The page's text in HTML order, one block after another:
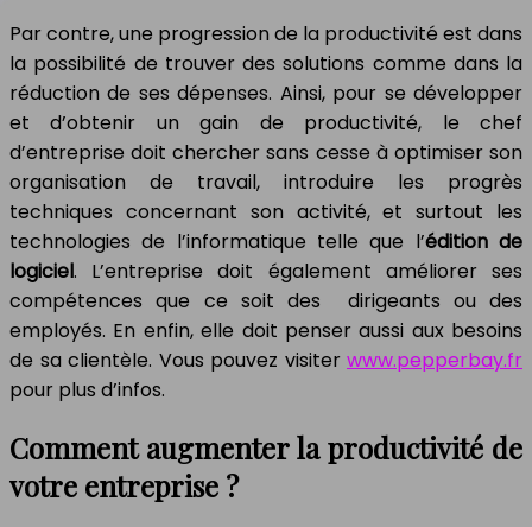
Par contre, une progression de la productivité est dans
la possibilité de trouver des solutions comme dans la
réduction de ses dépenses. Ainsi, pour se développer
et d’obtenir un gain de productivité, le chef
d’entreprise doit chercher sans cesse à optimiser son
organisation de travail, introduire les progrès
techniques concernant son activité, et surtout les
technologies de l’informatique telle que l’édition de
logiciel. L’entreprise doit également améliorer ses
compétences que ce soit des dirigeants ou des
employés. En enfin, elle doit penser aussi aux besoins
de sa clientèle. Vous pouvez visiter www.pepperbay.fr
pour plus d’infos.
Comment augmenter la productivité de
votre entreprise ?